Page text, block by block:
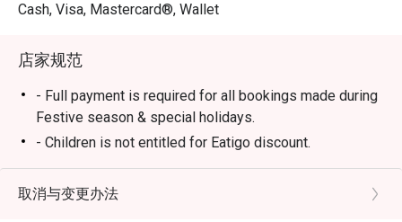
Cash, Visa, Mastercard®, Wallet
店家规范
- Full payment is required for all bookings made during
Festive season & special holidays.
- Children is not entitled for Eatigo discount.
- Please reserve and attend the exact number of pax. If
otherwise, the restaurant has the right not to accept the
取消与变更办法